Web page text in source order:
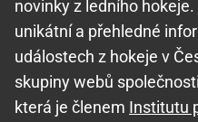
novinky z ledního
unikátní a přehledné
událostech z hokeje v
skupiny webů
která je členem Institutu